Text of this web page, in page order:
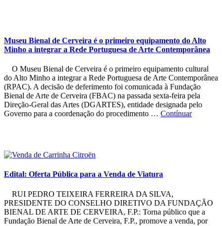
Museu Bienal de Cerveira é o primeiro equipamento do Alto
Minho a integrar a Rede Portuguesa de Arte Contemporânea
O Museu Bienal de Cerveira é o primeiro equipamento cultural
do Alto Minho a integrar a Rede Portuguesa de Arte Contemporânea
(RPAC). A decisão de deferimento foi comunicada à Fundação
Bienal de Arte de Cerveira (FBAC) na passada sexta-feira pela
Direção-Geral das Artes (DGARTES), entidade designada pelo
Governo para a coordenação do procedimento … Contínuar
Edital: Oferta Pública para a Venda de Viatura
RUI PEDRO TEIXEIRA FERREIRA DA SILVA,
PRESIDENTE DO CONSELHO DIRETIVO DA FUNDAÇÃO
BIENAL DE ARTE DE CERVEIRA, F.P.: Torna público que a
Fundação Bienal de Arte de Cerveira, F.P., promove a venda, por